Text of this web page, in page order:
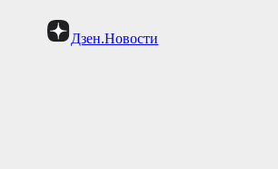
Дзен.Новости